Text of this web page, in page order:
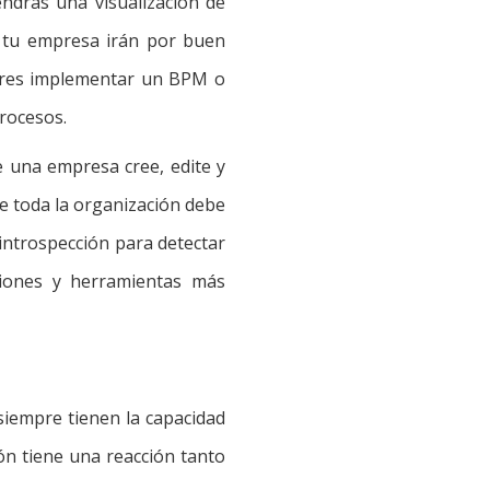
empresa irán por buen
implementar un BPM o
empresa cree, edite y
toda la organización debe
para detectar
y herramientas más
tienen la capacidad
tiene una reacción tanto